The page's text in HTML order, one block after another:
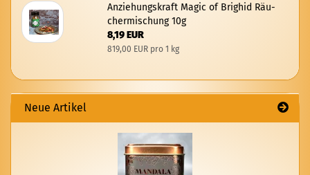
An­zie­hungs­kraft Magic of Brig­hid Räu­
cher­mi­schung 10g
8,19 EUR
819,00 EUR pro 1 kg
Neue Artikel